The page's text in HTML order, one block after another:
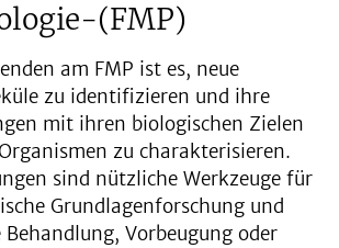
(FMP)
am FMP ist es, neue
zu identifizieren und ihre
mit ihren biologischen Zielen
zu charakterisieren.
sind nützliche Werkzeuge für
Grundlagenforschung und
Vorbeugung oder